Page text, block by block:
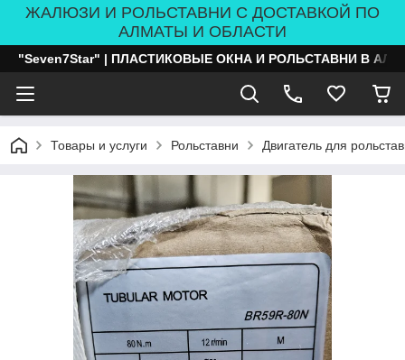
ЖАЛЮЗИ И РОЛЬСТАВНИ С ДОСТАВКОЙ ПО
АЛМАТЫ И ОБЛАСТИ
"Seven7Star" | ПЛАСТИКОВЫЕ ОКНА И РОЛЬСТАВНИ В
Товары и услуги Рольставни Двигатель для